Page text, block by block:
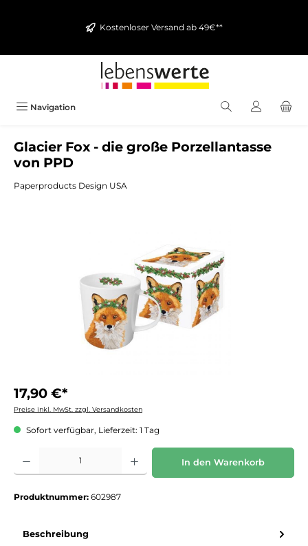
Kostenloser Versand ab 49€**
Navigation
Glacier Fox - die große Porzellantasse
von PPD
Paperproducts Design USA
17,90 €*
Preise inkl. MwSt. zzgl. Versandkosten
Sofort verfügbar, Lieferzeit: 1 Tag
Produkt Anzahl: Gib den gewünschten Wert ein oder benutze die Schaltflächen um
In den Warenkorb
Produktnummer: 602987
Beschreibung